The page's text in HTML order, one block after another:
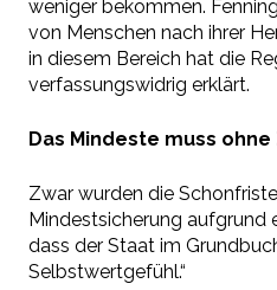
weniger bekommen.
von Menschen nach ihrer
in diesem Bereich hat die
verfassungswidrig erklärt.
Das Mindeste muss
Zwar wurden die
Mindestsicherung aufgrund
dass der Staat im
Selbstwertgefühl.“